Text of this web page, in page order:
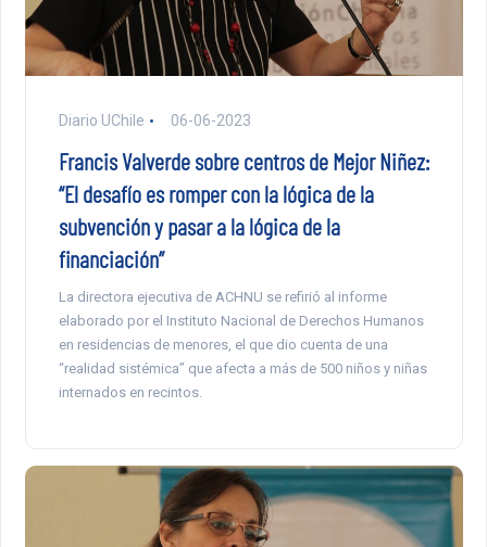
Diario UChile 06-06-2023
Francis Valverde sobre centros de Mejor Niñez:
“El desafío es romper con la lógica de la
subvención y pasar a la lógica de la
financiación”
La directora ejecutiva de ACHNU se refirió al informe
elaborado por el Instituto Nacional de Derechos Humanos
en residencias de menores, el que dio cuenta de una
“realidad sistémica” que afecta a más de 500 niños y niñas
internados en recintos.